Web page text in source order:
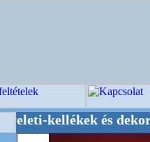
és dekoráció!